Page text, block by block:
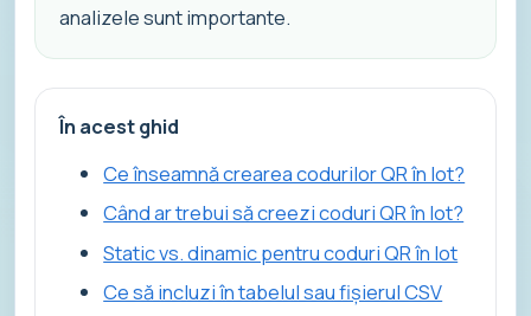
analizele sunt importante.
În acest ghid
Ce înseamnă crearea codurilor QR în lot?
Când ar trebui să creezi coduri QR în lot?
Static vs. dinamic pentru coduri QR în lot
Ce să incluzi în tabelul sau fișierul CSV